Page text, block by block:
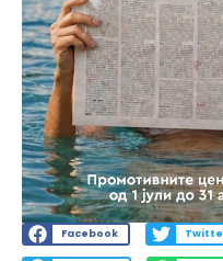
Facebook